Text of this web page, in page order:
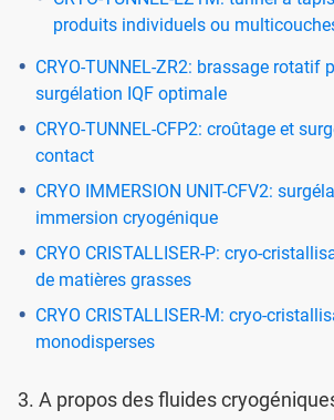
produits individuels ou
CRYO-TUNNEL-ZR2: brassage rotatif
surgélation IQF optimale
CRYO-TUNNEL-CFP2: croûtage et
contact
CRYO IMMERSION UNIT-CFV2:
immersion cryogénique
CRYO CRISTALLISER-P: cryo-
de matières grasses
CRYO CRISTALLISER-M: cryo-
monodisperses
3. A propos des fluides